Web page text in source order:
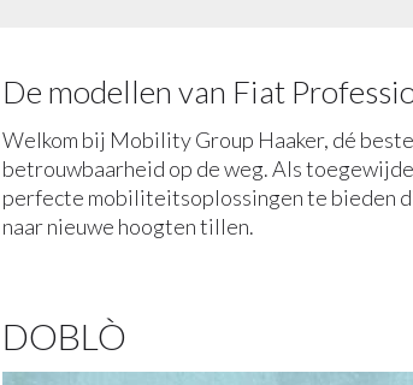
De modellen van Fiat
Welkom bij Mobility Group Haaker, dé
betrouwbaarheid op de weg. Als
perfecte mobiliteitsoplossingen te bieden
naar nieuwe hoogten tillen.
DOBLÒ